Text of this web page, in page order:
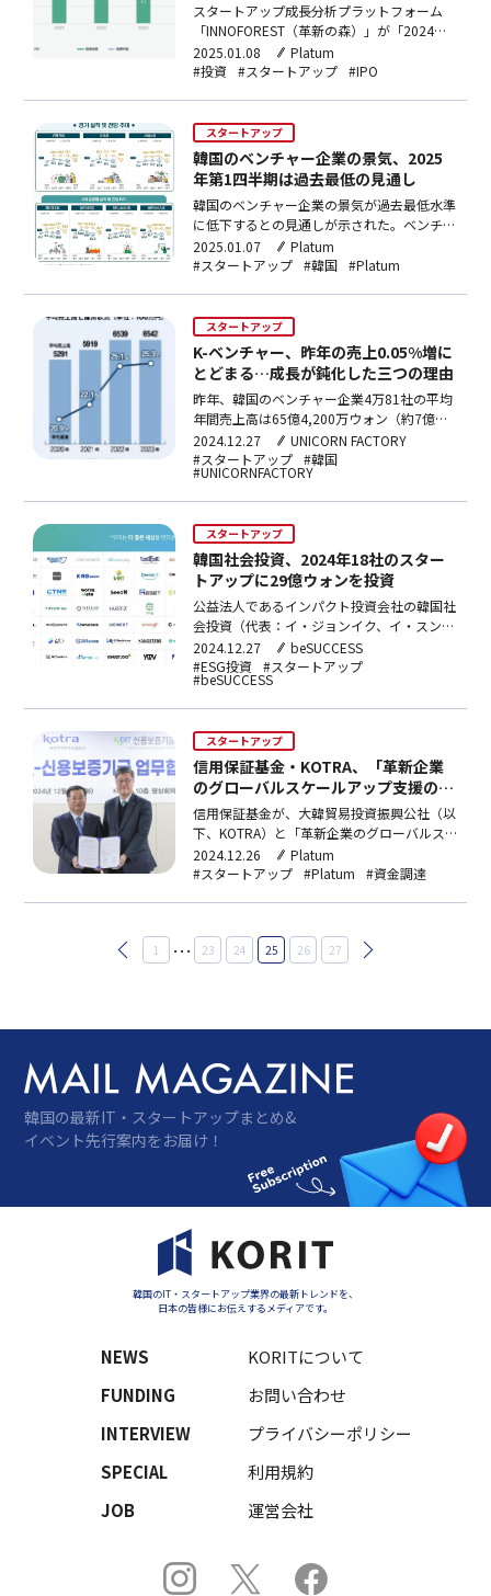
スタートアップ成長分析プラットフォーム
「INNOFOREST（革新の森）」が「2024投
資決算レポート」を発表した。今回のレポー
トは、INNOFORESTが有する独自データを通
の動向、カテゴリー別投資分析、投資段階別
投…
2025.01.08
Platum
#投資 #スタートアップ #IPO
スタートアップ
韓国のベンチャー企業の景気、2025
年第1四半期は過去最低の見通し
韓国のベンチャー企業の景気が過去最低水準
に低下するとの見通しが示された。ベンチャ
ー企業協会が先月30日に発表した「2024年
第4四半期ベンチャー企業景気実査指数
21.8ポイント急落した。これは調査を開始し
て…
2025.01.07
Platum
#スタートアップ #韓国 #Platum
スタートアップ
K-ベンチャー、昨年の売上0.05%増に
とどまる…成長が鈍化した三つの理由
昨年、韓国のベンチャー企業4万81社の平均
年間売上高は65億4,200万ウォン（約7億
円）と集計された。2022年と比べて
0.05%（300万ウォン｛約32万円｝）の増加
にとどまった。これは、経営環境の悪化、特
定業種の不況、ベンチャー認定企業の改編な
る。中小…
2024.12.27
UNICORN FACTORY
#スタートアップ #韓国
#UNICORNFACTORY
スタートアップ
韓国社会投資、2024年18社のスター
トアップに29億ウォンを投資
公益法人であるインパクト投資会社の韓国社
会投資（代表：イ・ジョンイク、イ・スンニ
ョル）は、今年18社のスタートアップに計
29億ウォン（約2億9,600万円）の投資を行
ったと、26日に明らかにした。韓国社会投
資は、2020年から気候テック、社会サービ
分野を中…
2024.12.27
beSUCCESS
#ESG投資 #スタートアップ
#beSUCCESS
スタートアップ
信用保証基金・KOTRA、「革新企業
のグローバルスケールアップ支援のた
めの業務協約」締結
信用保証基金が、大韓貿易投資振興公社（以
下、KOTRA）と「革新企業のグローバルス
ケールアップ支援のための業務協約」を
KOTRA本部で締結した。今回の協約は、信
るためのものだ。協約…
2024.12.26
Platum
#スタートアップ #Platum #資金調達
ー
送
り
1 … 23 24 25 26 27
韓国の最新IT・スタートアップまとめ&
イベント先行案内をお届け！
韓国のIT・スタートアップ業界の最新トレンドを、
日本の皆様にお伝えするメディアです。
NEWS
FUNDING
INTERVIEW
SPECIAL
JOB
KORITについて
お問い合わせ
プライバシーポリシー
利用規約
運営会社